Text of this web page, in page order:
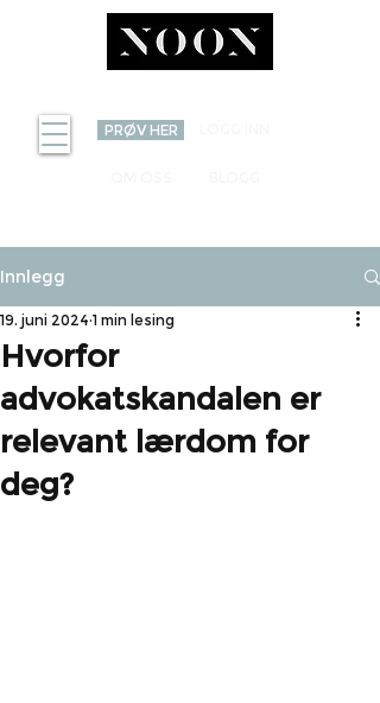
PRØV HER
Innlegg
Hvorfor
advokatskandalen er
relevant lærdom for
deg?
19. juni 2024 1 min lesing